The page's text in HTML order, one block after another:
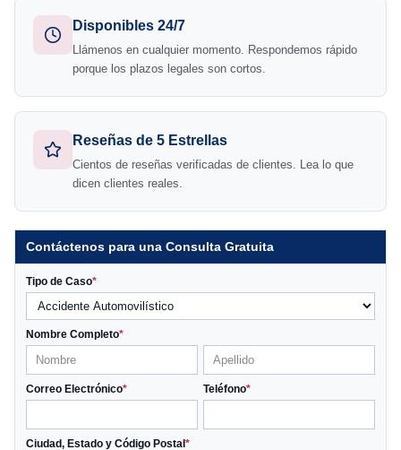
Disponibles 24/7
Llámenos en cualquier momento. Respondemos rápido
porque los plazos legales son cortos.
Reseñas de 5 Estrellas
Cientos de reseñas verificadas de clientes. Lea lo que
dicen clientes reales.
Contáctenos para una Consulta Gratuita
Tipo de Caso*
Nombre Completo*
Correo Electrónico* Teléfono*
Ciudad, Estado y Código Postal *